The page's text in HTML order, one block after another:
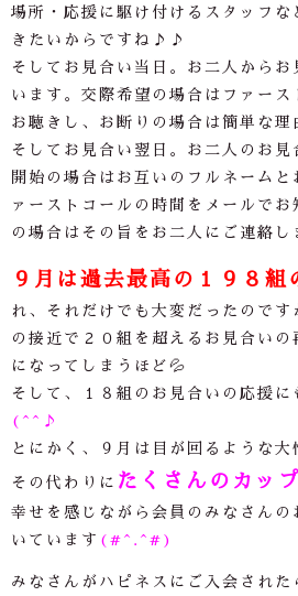
場所・応援に駆け付けるスタッフな
きたいからですね♪♪
そしてお見合い当日。お二人から
います。交際希望の場合はファース
お聴きし、お断りの場合は簡単な理
そしてお見合い翌日。お二人のお
開始の場合はお互いのフルネームと
ァーストコールの時間をメールでお
の場合はその旨をお二人にご連絡し
９月は過去最高の１９８組
れ、それだけでも大変だったので
の接近で２０組を超えるお見合いの
になってしまうほど💦
そして、１８組のお見合いの応援に
(^^♪
とにかく、９月は目が回るような大
その代わりに たくさんのカッ
幸せを感じながら会員のみなさんの
いています (#^.^#)
みなさんがハピネスにご入会された